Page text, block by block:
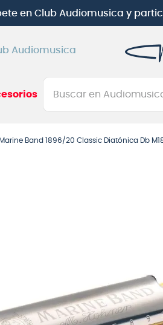
Hasta 24 cuotas con Santander
Audiomusica
Buscar en
Band 1896/20 Classic Diatónica Db
1.
guitarra electrica
micrófono
9.
bateria